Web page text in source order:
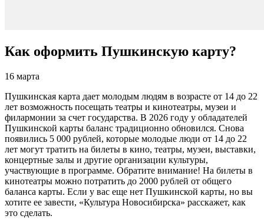
Как оформить Пушкинскую карту?
16 марта
Пушкинская карта дает молодым людям в возрасте от 14 до 22
лет возможность посещать театры и кинотеатры, музеи и
филармонии за счет государства. В 2026 году у обладателей
Пушкинской карты баланс традиционно обновился. Снова
появились 5 000 рублей, которые молодые люди от 14 до 22
лет могут тратить на билеты в кино, театры, музеи, выставки,
концертные залы и другие организации культуры,
участвующие в программе. Обратите внимание! На билеты в
кинотеатры можно потратить до 2000 рублей от общего
баланса карты. Если у вас еще нет Пушкинской карты, но вы
хотите ее завести, «Культура Новосибирска» расскажет, как
это сделать.